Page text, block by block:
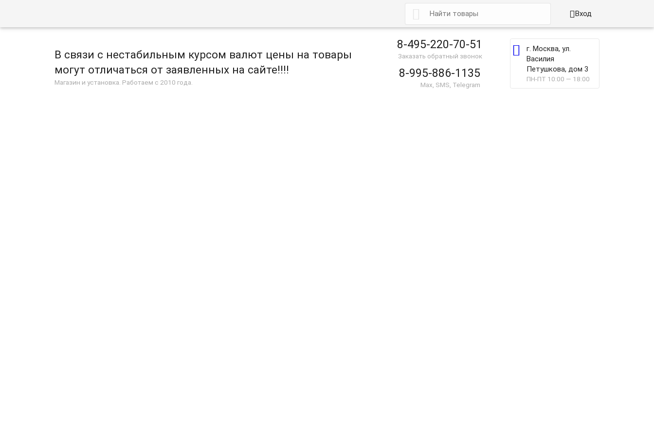
 Вход
В связи с нестабильным курсом валют цены на товары
могут отличаться от заявленных на сайте!!!!
Магазин и установка. Работаем с 2010 года.
8-495-220-70-51
Заказать обратный звонок
8-995-886-1135
Max, SMS, Telegram

г. Москва, ул.
Василия
Петушкова, дом 3
ПН-ПТ 10:00 — 18:00